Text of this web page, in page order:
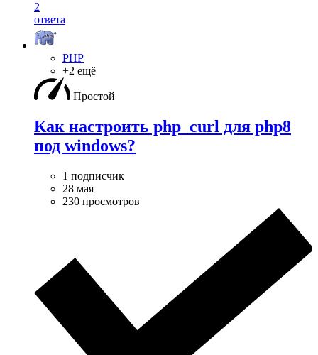
2
ответа
PHP
+2 ещё
Простой
Как настроить php_curl для php8
под windows?
1 подписчик
28 мая
230 просмотров